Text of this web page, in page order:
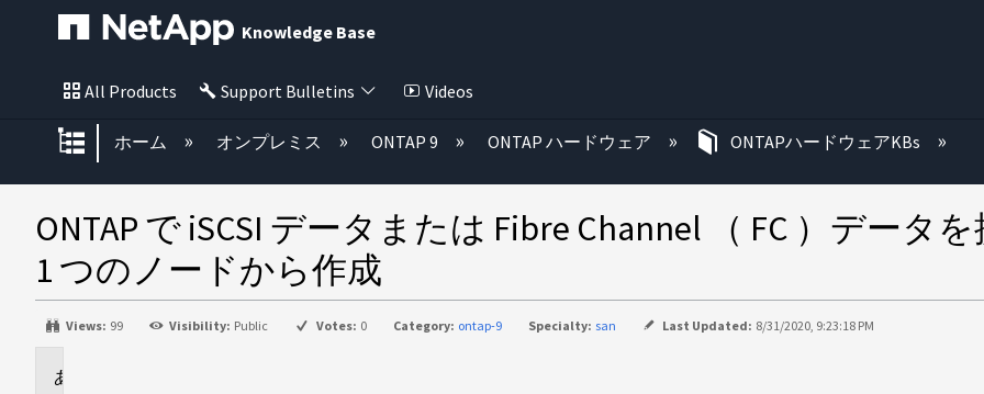
Knowledge Base
All Products Support Bulletins Videos
グローバル階層を展開/折りたたむ
ホーム オンプレミス ONTAP 9 ONTAP ハードウェア ONTAPハードウェアKBs
ONTAP で iSCSI データまたは Fibre Channel （ FC ）データ
1 つのノードから作成
Views: 99 Visibility: Public Votes: 0 Category: ontap-9 Specialty: san Last Updated: 8/31/2020, 9:23:18 PM